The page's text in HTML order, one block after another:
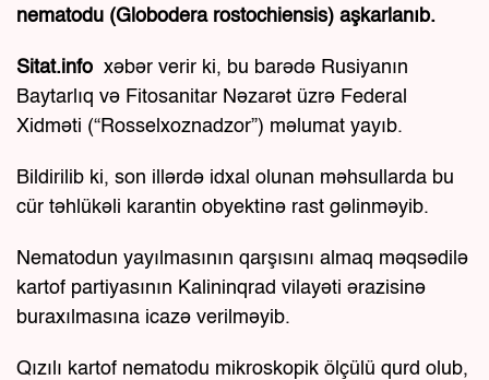
nematodu (Globodera rostochiensis) aşkarlanıb.
Sitat.info xəbər verir ki, bu barədə Rusiyanın
Baytarlıq və Fitosanitar Nəzarət üzrə Federal
Xidməti (“Rosselxoznadzor”) məlumat yayıb.
Bildirilib ki, son illərdə idxal olunan məhsullarda bu
cür təhlükəli karantin obyektinə rast gəlinməyib.
Nematodun yayılmasının qarşısını almaq məqsədilə
kartof partiyasının Kalininqrad vilayəti ərazisinə
buraxılmasına icazə verilməyib.
Qızılı kartof nematodu mikroskopik ölçülü qurd olub,